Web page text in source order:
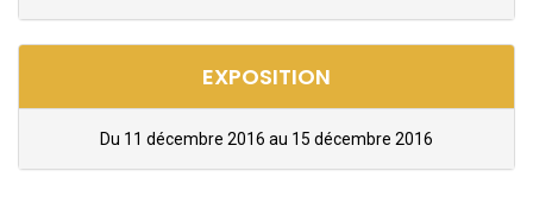
EXPOSITION
Du 11 décembre 2016 au 15 décembre 2016